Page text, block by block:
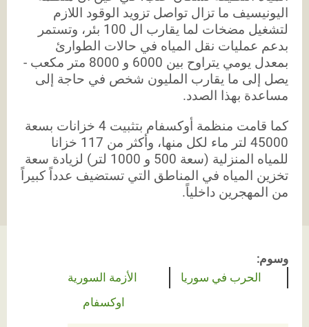
اليونيسيف ما تزال تواصل تزويد الوقود اللازم
لتشغيل مضخات لما يقارب ال 100 بئر، وتستمر
بدعم عمليات نقل المياه في حالات الطوارئ
بمعدل يومي يتراوح بين 6000 و 8000 متر مكعب -
يصل إلى ما يقارب المليون شخص في حاجة إلى
مساعدة بهذا الصدد.
كما قامت منظمة أوكسفام بتثبيت 4 خزانات بسعة
45000 لتر ماء لكل منها، وأكثر من 117 خزانا
للمياه المنزلية (سعة 500 و 1000 لتر) لزيادة سعة
تخزين المياه في المناطق التي تستضيف عدداً كبيراً
من المهجرين داخلياً.
وسوم:
الأزمة السورية
الحرب في سوريا
اوكسفام